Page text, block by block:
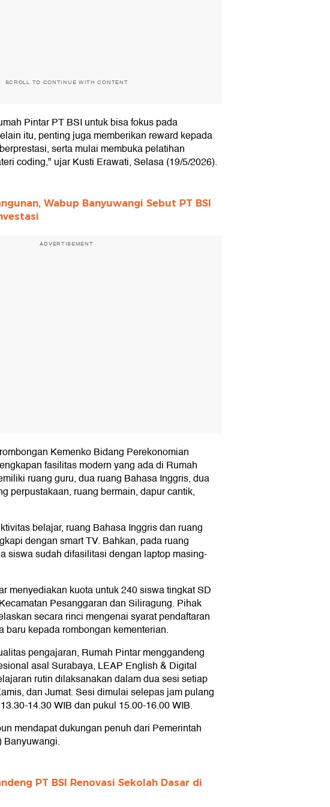
SCROLL TO CONTINUE WITH CONTENT
Pintar PT BSI untuk bisa fokus pada
itu, penting juga memberikan reward kepada
serta mulai membuka pelatihan
coding," ujar Kusti Erawati, Selasa (19/5/2026).
Wabup Banyuwangi Sebut PT BSI
ADVERTISEMENT
Kemenko Bidang Perekonomian
fasilitas modern yang ada di Rumah
ruang guru, dua ruang Bahasa Inggris, dua
perpustakaan, ruang bermain, dapur cantik,
belajar, ruang Bahasa Inggris dan ruang
dengan smart TV. Bahkan, pada ruang
siswa sudah difasilitasi dengan laptop masing-
menyediakan kuota untuk 240 siswa tingkat SD
Pesanggaran dan Siliragung. Pihak
secara rinci mengenai syarat pendaftaran
baru kepada rombongan kementerian.
pengajaran, Rumah Pintar menggandeng
asal Surabaya, LEAP English & Digital
rutin dilaksanakan dalam dua sesi setiap
dan Jumat. Sesi dimulai selepas jam pulang
14.30 WIB dan pukul 15.00-16.00 WIB.
mendapat dukungan penuh dari Pemerintah
Banyuwangi.
PT BSI Renovasi Sekolah Dasar di